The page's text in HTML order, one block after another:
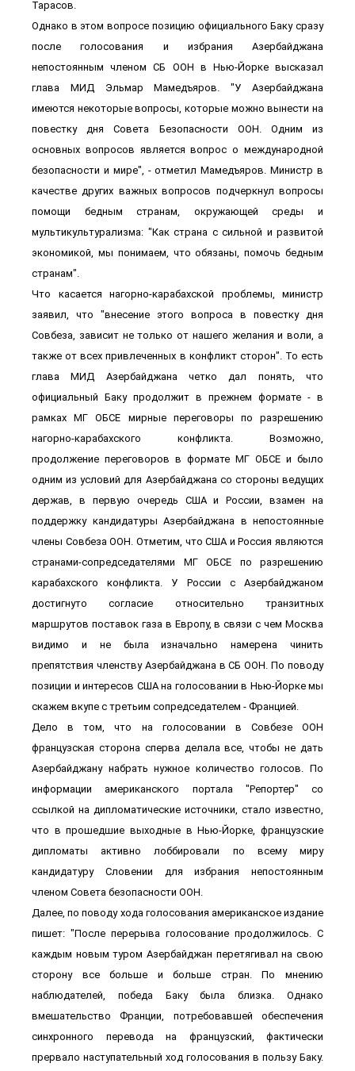
Тарасов.
Однако в этом вопросе позицию официального Баку сразу
после голосования и избрания Азербайджана
непостоянным членом СБ ООН в Нью-Йорке высказал
глава МИД Эльмар Мамедъяров. "У Азербайджана
имеются некоторые вопросы, которые можно вынести на
повестку дня Совета Безопасности ООН. Одним из
основных вопросов является вопрос о международной
безопасности и мире", - отметил Мамедъяров. Министр в
качестве других важных вопросов подчеркнул вопросы
помощи бедным странам, окружающей среды и
мультикультурализма: "Как страна с сильной и развитой
экономикой, мы понимаем, что обязаны, помочь бедным
странам".
Что касается нагорно-карабахской проблемы, министр
заявил, что "внесение этого вопроса в повестку дня
Совбеза, зависит не только от нашего желания и воли, а
также от всех привлеченных в конфликт сторон". То есть
глава МИД Азербайджана четко дал понять, что
официальный Баку продолжит в прежнем формате - в
рамках МГ ОБСЕ мирные переговоры по разрешению
нагорно-карабахского конфликта. Возможно,
продолжение переговоров в формате МГ ОБСЕ и было
одним из условий для Азербайджана со стороны ведущих
держав, в первую очередь США и России, взамен на
поддержку кандидатуры Азербайджана в непостоянные
члены Совбеза ООН. Отметим, что США и Россия являются
странами-сопредседателями МГ ОБСЕ по разрешению
карабахского конфликта. У России с Азербайджаном
достигнуто согласие относительно транзитных
маршрутов поставок газа в Европу, в связи с чем Москва
видимо и не была изначально намерена чинить
препятствия членству Азербайджана в СБ ООН. По поводу
позиции и интересов США на голосовании в Нью-Йорке мы
скажем вкупе с третьим сопредседателем - Францией.
Дело в том, что на голосовании в Совбезе ООН
французская сторона сперва делала все, чтобы не дать
Азербайджану набрать нужное количество голосов. По
информации американского портала "Репортер" со
ссылкой на дипломатические источники, стало известно,
что в прошедшие выходные в Нью-Йорке, французские
дипломаты активно лоббировали по всему миру
кандидатуру Словении для избрания непостоянным
членом Совета безопасности ООН.
Далее, по поводу хода голосования американское издание
пишет: "После перерыва голосование продолжилось. С
каждым новым туром Азербайджан перетягивал на свою
сторону все больше и больше стран. По мнению
наблюдателей, победа Баку была близка. Однако
вмешательство Франции, потребовавшей обеспечения
синхронного перевода на французский, фактически
прервало наступательный ход голосования в пользу Баку.